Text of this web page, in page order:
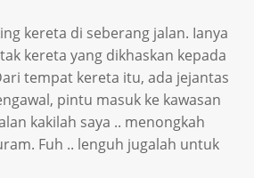
kereta di seberang jalan. Ianya
kereta yang dikhaskan kepada
tempat kereta itu, ada jejantas
pintu masuk ke kawasan
kakilah saya .. menongkah
Fuh .. lenguh jugalah untuk